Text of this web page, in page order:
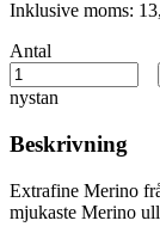
Inklusive moms:
Antal
nystan
Beskrivning
Extrafine Merino
mjukaste Merino